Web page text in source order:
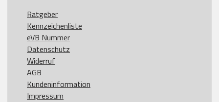
Ratgeber
Kennzeichenliste
eVB Nummer
Datenschutz
Widerruf
AGB
Kundeninformation
Impressum